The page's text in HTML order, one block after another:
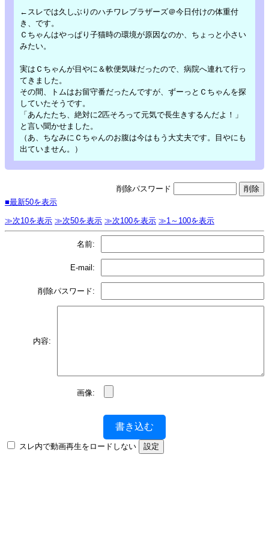
←スレでは久しぶりのハチワレブラザーズ＠今日付けの体重付
き、です。
Ｃちゃんはやっぱり子猫時の環境が原因なのか、ちょっと小さい
みたい。
実はＣちゃんが目やに＆軟便気味だったので、病院へ連れて行っ
てきました。
その間、トムはお留守番だったんですが、ずーっとＣちゃんを探
していたそうです。
「あんたたち、絶対に2匹そろって元気で長生きするんだよ！」
と言い聞かせました。
（あ、ちなみにＣちゃんのお腹は今はもう大丈夫です。目やにも
出ていません。）
削除パスワード
■最新50を表示
≫次10を表示 ≫次50を表示 ≫次100を表示 ≫1～100を表示
名前:
E-mail:
削除パスワード:
内容:
画像:
書き込む
スレ内で動画再生をロードしない